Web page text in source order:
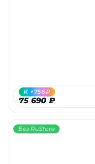
75 690 ₽
K +756₽
Без RuStore